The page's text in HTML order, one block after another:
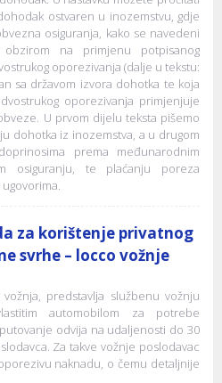
ostvaren u inozemstvu, gdje
osiguranja, kako se navedeni
na primjenu potpisanog
oporezivanja (dalje u tekstu:
sa državom izvora dohotka te koja
oporezivanja primjenjuje
U prvom dijelu teksta pišemo
dohotka iz inozemstva, a u drugom
prema međunarodnim
osiguranju, te plaćanju poreza
za korištenje privatnog
svrhe – locco vožnje
predstavlja službenu vožnju
automobilom za potrebe
odvija na udaljenosti do 30
Za takve vožnje poslodavac
naknadu, o čemu detaljnije